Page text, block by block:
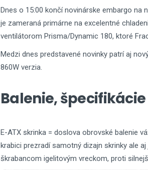
Dnes o 15:00 končí novinárske embargo na
je zameraná primárne na excelentné
ventilátorom Prisma/Dynamic 180, ktoré
Medzi dnes predstavené novinky patrí aj
860W verzia.
Balenie, špecifikácie
E-ATX skrinka = doslova obrovské balenie
krabici prezradí samotný dizajn skrinky ale
škrabancom igelitovým vreckom, proti